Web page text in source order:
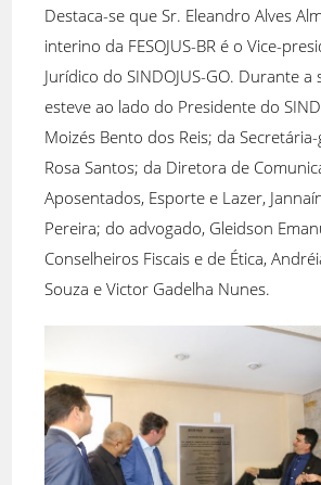
Destaca-se que Sr. Eleandro Alves
interino da FESOJUS-BR é o Vice-
Jurídico do SINDOJUS-GO. Durante a
esteve ao lado do Presidente do
Moizés Bento dos Reis; da
Rosa Santos; da Diretora de
Aposentados, Esporte e Lazer,
Pereira; do advogado, Gleidson
Conselheiros Fiscais e de Ética,
Souza e Victor Gadelha Nunes.